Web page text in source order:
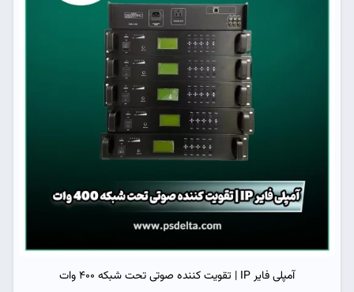
آمپلی فایر IP | تقویت کننده صوتی تحت شبکه 400 وات